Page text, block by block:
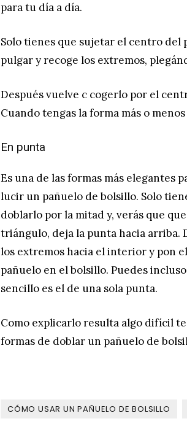
para tu día a día.
Solo tienes que sujetar el centro del
pulgar y recoge los extremos,
Después vuelve c cogerlo por el
Cuando tengas la forma más o
En punta
Es una de las formas más elegantes
lucir un pañuelo de bolsillo. Solo
doblarlo por la mitad y, verás que
triángulo, deja la punta hacia arriba.
los extremos hacia el interior y pon el
pañuelo en el bolsillo. Puedes
sencillo es el de una sola punta.
Como explicarlo resulta algo difícil
formas de doblar un pañuelo de
CÓMO USAR UN PAÑUELO DE BOLSILLO